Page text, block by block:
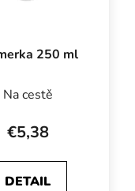
250 ml
Na cestě
€5,38
DETAIL